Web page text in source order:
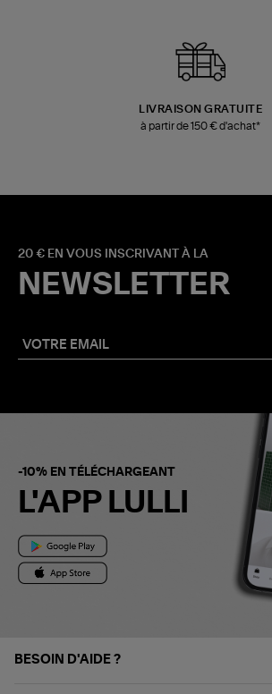
LIVRAISON GRATUITE
à partir de 150 € d'achat*
20 € EN VOUS INSCRIVANT À LA
NEWSLETTER
-10% EN TÉLÉCHARGEANT
L'APP LULLI
BESOIN D'AIDE ?